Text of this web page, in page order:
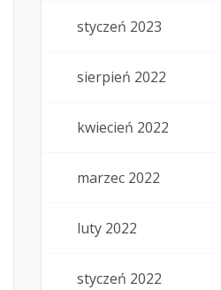
styczeń 2023
sierpień 2022
kwiecień 2022
marzec 2022
luty 2022
styczeń 2022